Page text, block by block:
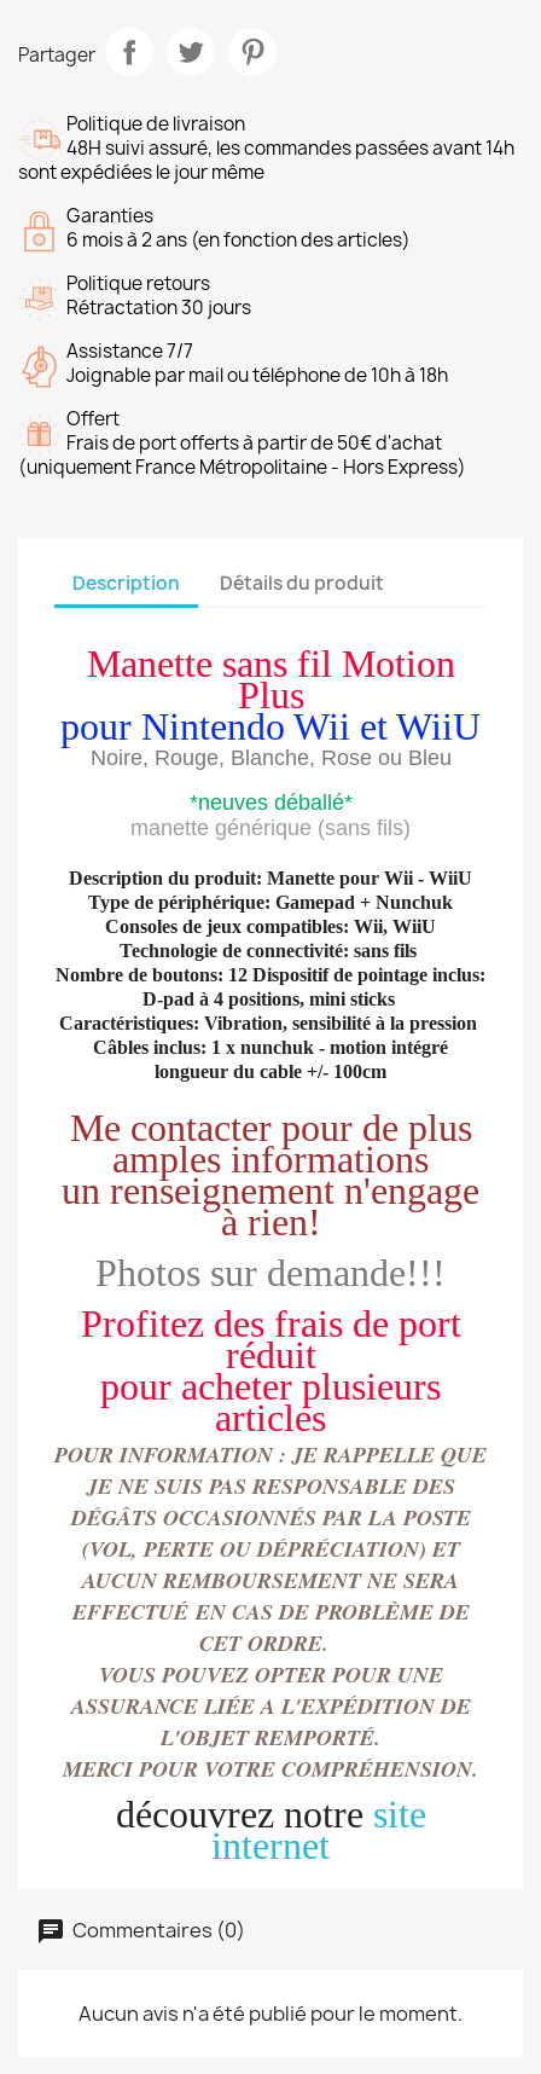
Partager
Politique de livraison
48H suivi assuré, les commandes passées avant 14h
sont expédiées le jour même
Garanties
6 mois à 2 ans (en fonction des articles)
Politique retours
Rétractation 30 jours
Assistance 7/7
Joignable par mail ou téléphone de 10h à 18h
Offert
Frais de port offerts à partir de 50€ d'achat
(uniquement France Métropolitaine - Hors Express)
Description Détails du produit
Manette sans fil Motion
Plus
pour Nintendo Wii et WiiU
Noire, Rouge, Blanche, Rose ou Bleu
*neuves déballé*
manette générique (sans fils)
Description du produit: Manette pour Wii - WiiU
Type de périphérique: Gamepad + Nunchuk
Consoles de jeux compatibles: Wii, WiiU
Technologie de connectivité: sans fils
Nombre de boutons: 12 Dispositif de pointage inclus:
D-pad à 4 positions, mini sticks
Caractéristiques: Vibration, sensibilité à la pression
Câbles inclus: 1 x nunchuk - motion intégré
longueur du cable +/- 100cm
Me contacter pour de plus
amples informations
un renseignement n'engage
à rien!
Photos sur demande!!!
Profitez des frais de port
réduit
pour acheter plusieurs
articles
POUR INFORMATION : JE RAPPELLE QUE
JE NE SUIS PAS RESPONSABLE DES
DÉGÂTS OCCASIONNÉS PAR LA POSTE
(VOL, PERTE OU DÉPRÉCIATION) ET
AUCUN REMBOURSEMENT NE SERA
EFFECTUÉEN CAS DE PROBLÈME DE
CET ORDRE.
VOUS POUVEZ OPTER POUR UNE
ASSURANCE LIÉE A L'EXPÉDITION DE
L'OBJET REMPORTÉ.
MERCI POUR VOTRE COMPRÉHENSION.
découvrez notre site
internet
Commentaires (0)
Aucun avis n'a été publié pour le moment.